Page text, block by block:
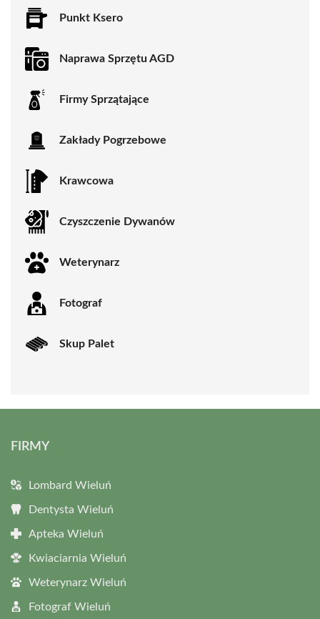
Punkt Ksero
Naprawa Sprzętu AGD
Firmy Sprzątające
Zakłady Pogrzebowe
Krawcowa
Czyszczenie Dywanów
Weterynarz
Fotograf
Skup Palet
FIRMY
Lombard Wieluń
Dentysta Wieluń
Apteka Wieluń
Kwiaciarnia Wieluń
Weterynarz Wieluń
Fotograf Wieluń